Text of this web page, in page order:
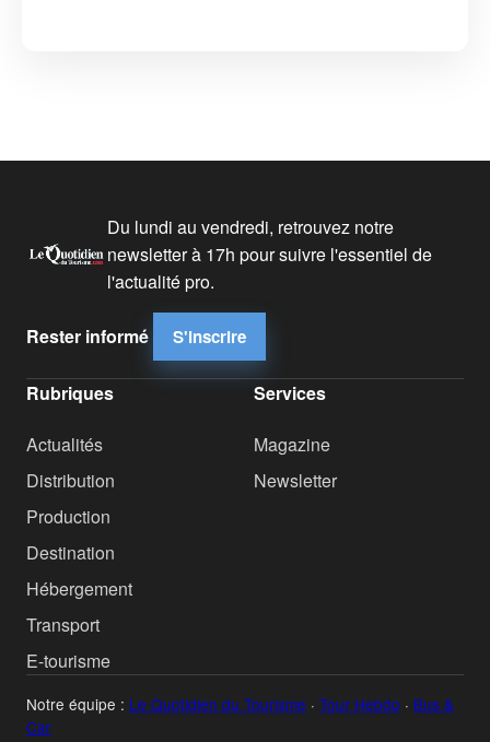
Du lundi au vendredi, retrouvez notre
newsletter à 17h pour suivre l'essentiel de
l'actualité pro.
Rester informé S'inscrire
Rubriques
Actualités
Distribution
Production
Destination
Hébergement
Transport
E-tourisme
Services
Magazine
Newsletter
Notre équipe : Le Quotidien du Tourisme · Tour Hebdo · Bus &
Car